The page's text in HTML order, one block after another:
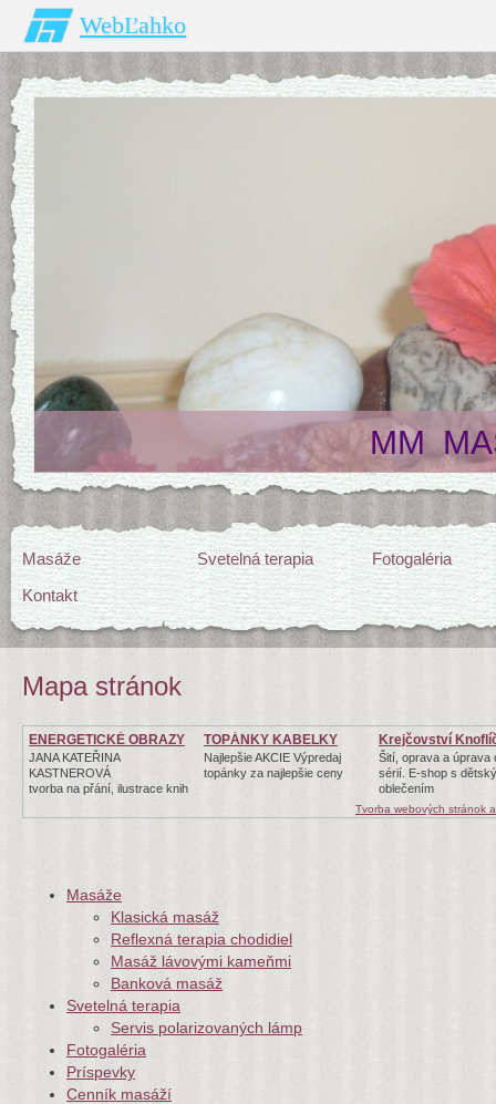
WebĽahko
MM
Masáže Svetelná terapia
Fotogaléria
Kontakt
Mapa stránok
ENERGETICKÉ OBRAZY
JANA KATEŘINA
KASTNEROVÁ
tvorba na přání, ilustrace knih
TOPÁNKY KABELKY
Najlepšie AKCIE Výpredaj
topánky za najlepšie ceny
Krejčovství
Šití, oprava a úprava
sérií. E-shop s
oblečením
Tvorba webových stránok
Masáže
Klasická masáž
Reflexná terapia chodidiel
Masáž lávovými kameňmi
Banková masáž
Svetelná terapia
Servis polarizovaných lámp
Fotogaléria
Príspevky
Cenník masáží